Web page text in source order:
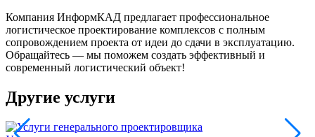
Компания ИнформКАД предлагает профессиональное
логистическое проектирование комплексов с полным
сопровождением проекта от идеи до сдачи в эксплуатацию.
Обращайтесь — мы поможем создать эффективный и
современный логистический объект!
Другие услуги